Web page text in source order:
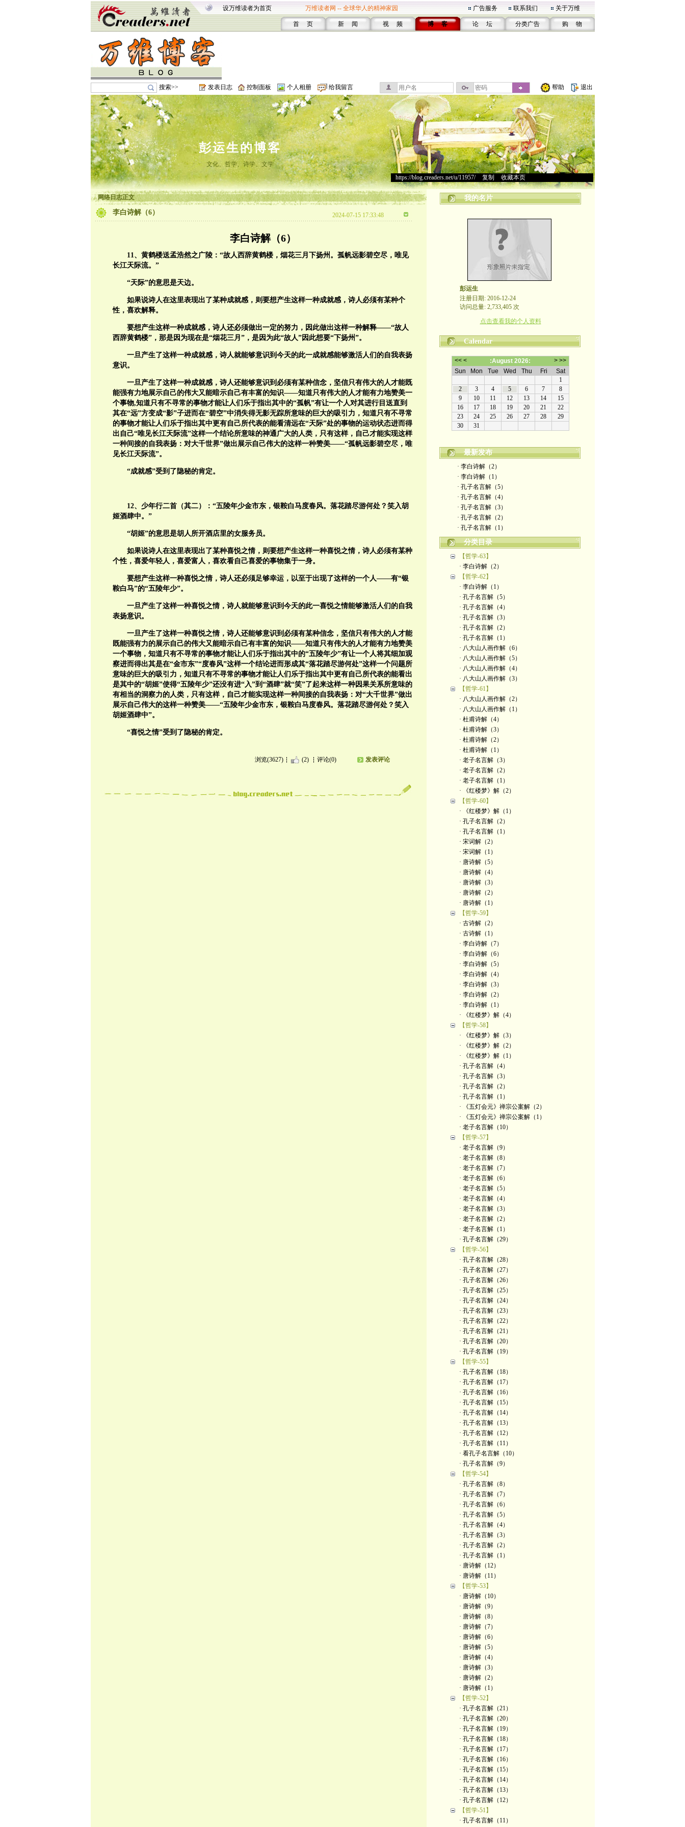
设万维读者为首页 万维读者网 -- 全球华人的精神家园 广告服务 联系我们 关于万维
首 页 新 闻 视 频 博 客 论 坛 分类广告 购 物
搜索>> 发表日志 控制面板 个人相册 给我留言 帮助 退出
彭运生的博客
文化、哲学、诗学、文学
https://blog.creaders.net/u/11957/> 复制 收藏本页
网络日志正文
李白诗解（6） 2024-07-15 17:33:48
李白诗解（6）
11、 黄鹤楼送孟浩然之广陵：“故人西辞黄鹤楼，烟花三月下扬州。孤帆远影碧空尽，唯见
长江天际流。”
“天际”的意思是天边。
如果说诗人在这里表现出了某种成就感，则要想产生这样一种成就感，诗人必须有某种个
性，喜欢解释。
要想产生这样一种成就感，诗人还必须做出一定的努力，因此做出这样一种解释——“故人
西辞黄鹤楼”，那是因为现在是“烟花三月”，是因为此“故人”因此想要“下扬州”。
一旦产生了这样一种成就感，诗人就能够意识到今天的此一成就感能够激活人们的自我表扬
意识。
一旦产生了这样一种成就感，诗人还能够意识到必须有某种信念，坚信只有伟大的人才能既
能强有力地展示自己的伟大又能暗示自己有丰富的知识——知道只有伟大的人才能有力地赞美一
个事物,知道只有不寻常的事物才能让人们乐于指出其中的“孤帆”有让一个人对其进行目送直到
其在“远”方变成“影”子进而在“碧空”中消失得无影无踪所意味的巨大的吸引力，知道只有不寻常
的事物才能让人们乐于指出其中更有自己所代表的能看清远在“天际”处的事物的运动状态进而得
出自己“唯见长江天际流”这样一个结论所意味的神通广大的人类，只有这样，自己才能实现这样
一种间接的自我表扬：对大千世界”做出展示自己伟大的这样一种赞美——“孤帆远影碧空尽，唯
见长江天际流”。
“成就感”受到了隐秘的肯定。
12、少年行二首（其二）：“五陵年少金市东，银鞍白马度春风。落花踏尽游何处？笑入胡
姬酒肆中。”
“胡姬”的意思是胡人所开酒店里的女服务员。
如果说诗人在这里表现出了某种喜悦之情，则要想产生这样一种喜悦之情，诗人必须有某种
个性，喜爱年轻人，喜爱富人，喜欢看自己喜爱的事物集于一身。
要想产生这样一种喜悦之情，诗人还必须足够幸运，以至于出现了这样的一个人——有“银
鞍白马”的“五陵年少”。
一旦产生了这样一种喜悦之情，诗人就能够意识到今天的此一喜悦之情能够激活人们的自我
表扬意识。
一旦产生了这样一种喜悦之情，诗人还能够意识到必须有某种信念，坚信只有伟大的人才能
既能强有力的展示自己的伟大又能暗示自己有丰富的知识——知道只有伟大的人才能有力地赞美
一个事物，知道只有不寻常的事物才能让人们乐于指出其中的“五陵年少”有让一个人将其细加观
察进而得出其是在“金市东”“度春风”这样一个结论进而形成其“落花踏尽游何处”这样一个问题所
意味的巨大的吸引力，知道只有不寻常的事物才能让人们乐于指出其中更有自己所代表的能看出
是其中的“胡姬”使得“五陵年少”还没有进“入”到“酒肆”就“笑”了起来这样一种因果关系所意味的
有相当的洞察力的人类，只有这样，自己才能实现这样一种间接的自我表扬：对“大千世界”做出
展示自己伟大的这样一种赞美——“五陵年少金市东，银鞍白马度春风。落花踏尽游何处？笑入
胡姬酒肆中”。
“喜悦之情”受到了隐秘的肯定。
浏览(3627) (2) 评论(0) 发表评论
我的名片
彭运生
注册日期: 2016-12-24
访问总量: 2,733,405 次
点击查看我的个人资料
Calendar
最新发布
· 李白诗解（2）
· 李白诗解（1）
· 孔子名言解（5）
· 孔子名言解（4）
· 孔子名言解（3）
· 孔子名言解（2）
· 孔子名言解（1）
分类目录
【哲学-63】
· 李白诗解（2）
【哲学-62】
· 李白诗解（1）
· 孔子名言解（5）
· 孔子名言解（4）
· 孔子名言解（3）
· 孔子名言解（2）
· 孔子名言解（1）
· 八大山人画作解（6）
· 八大山人画作解（5）
· 八大山人画作解（4）
· 八大山人画作解（3）
【哲学-61】
· 八大山人画作解（2）
· 八大山人画作解（1）
· 杜甫诗解（4）
· 杜甫诗解（3）
· 杜甫诗解（2）
· 杜甫诗解（1）
· 老子名言解（3）
· 老子名言解（2）
· 老子名言解（1）
· 《红楼梦》解（2）
【哲学-60】
· 《红楼梦》解（1）
· 孔子名言解（2）
· 孔子名言解（1）
· 宋词解（2）
· 宋词解（1）
· 唐诗解（5）
· 唐诗解（4）
· 唐诗解（3）
· 唐诗解（2）
· 唐诗解（1）
【哲学-59】
· 古诗解（2）
· 古诗解（1）
· 李白诗解（7）
· 李白诗解（6）
· 李白诗解（5）
· 李白诗解（4）
· 李白诗解（3）
· 李白诗解（2）
· 李白诗解（1）
· 《红楼梦》解（4）
【哲学-58】
· 《红楼梦》解（3）
· 《红楼梦》解（2）
· 《红楼梦》解（1）
· 孔子名言解（4）
· 孔子名言解（3）
· 孔子名言解（2）
· 孔子名言解（1）
· 《五灯会元》禅宗公案解（2）
· 《五灯会元》禅宗公案解（1）
· 老子名言解（10）
【哲学-57】
· 老子名言解（9）
· 老子名言解（8）
· 老子名言解（7）
· 老子名言解（6）
· 老子名言解（5）
· 老子名言解（4）
· 老子名言解（3）
· 老子名言解（2）
· 老子名言解（1）
· 孔子名言解（29）
【哲学-56】
· 孔子名言解（28）
· 孔子名言解（27）
· 孔子名言解（26）
· 孔子名言解（25）
· 孔子名言解（24）
· 孔子名言解（23）
· 孔子名言解（22）
· 孔子名言解（21）
· 孔子名言解（20）
· 孔子名言解（19）
【哲学-55】
· 孔子名言解（18）
· 孔子名言解（17）
· 孔子名言解（16）
· 孔子名言解（15）
· 孔子名言解（14）
· 孔子名言解（13）
· 孔子名言解（12）
· 孔子名言解（11）
· 看孔子名言解（10）
· 孔子名言解（9）
【哲学-54】
· 孔子名言解（8）
· 孔子名言解（7）
· 孔子名言解（6）
· 孔子名言解（5）
· 孔子名言解（4）
· 孔子名言解（3）
· 孔子名言解（2）
· 孔子名言解（1）
· 唐诗解（12）
· 唐诗解（11）
【哲学-53】
· 唐诗解（10）
· 唐诗解（9）
· 唐诗解（8）
· 唐诗解（7）
· 唐诗解（6）
· 唐诗解（5）
· 唐诗解（4）
· 唐诗解（3）
· 唐诗解（2）
· 唐诗解（1）
【哲学-52】
· 孔子名言解（21）
· 孔子名言解（20）
· 孔子名言解（19）
· 孔子名言解（18）
· 孔子名言解（17）
· 孔子名言解（16）
· 孔子名言解（15）
· 孔子名言解（14）
· 孔子名言解（13）
· 孔子名言解（12）
【哲学-51】
· 孔子名言解（11）